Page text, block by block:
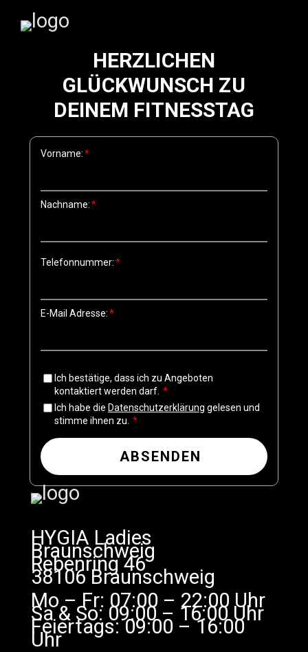
HERZLICHEN
GLÜCKWUNSCH ZU
DEINEM FITNESSTAG
Vorname:
Nachname:
Telefonnummer:
E-Mail Adresse:
Ich bestätige, dass ich zu Angeboten
kontaktiert werden darf.
Ich habe die Datenschutzerklärung gelesen und
stimme ihnen zu.
ABSENDEN
HYGIA Ladies
Braunschweig
Rebenring 46
38106 Braunschweig
Mo – Fr: 07:00 – 22:00 Uhr
Sa & So: 09:00 – 16:00 Uhr
Feiertags: 09:00 – 16:00
Uhr